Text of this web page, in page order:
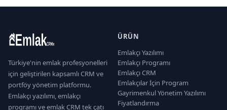
Türkiye'nin emlak profesyonelleri
için geliştirilen kapsamlı CRM ve
portföy yönetim platformu.
Emlakçı yazılımı, emlakçı
programı ve emlak CRM tek çatı
ÜRÜN
Emlakçı Yazılımı
Emlakçı Programı
Emlakçı CRM
Emlakçılar İçin Program
Gayrimenkul Yönetim Yazılımı
Fiyatlandırma